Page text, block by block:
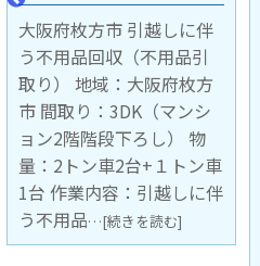
大阪市淀川区 引越しに伴
う不用品回収（不用品引
取り） 地域：大阪市淀川
区 間取り：戸建3DK 物
量：2トン車2台 作業内
容：引越しに伴う不用品
回収（不用品引取り） 作
業時間：5時間…[続きを読
む]